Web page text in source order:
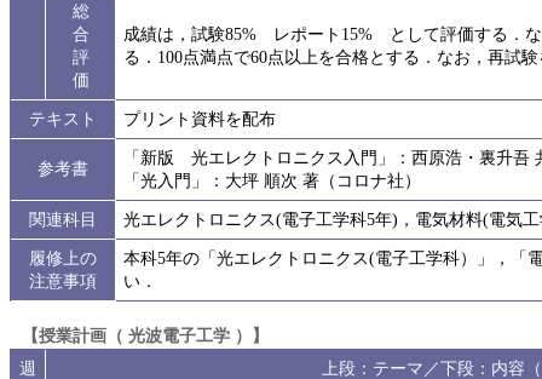
総
合
評
価
成績は，試験85% レポート15% として評価する．
る．100点満点で60点以上を合格とする．なお，再試
テキスト プリント資料を配布
参考書
「新版 光エレクトロニクス入門」：西原浩・裏升吾
「光入門」：大坪 順次 著（コロナ社）
関連科目
光エレクトロニクス(電子工学科5年)，電気材料(電気
履修上の
注意事項
本科5年の「光エレクトロニクス(電子工学科）」，「
い．
【授業計画（ 光波電子工学 ）】
週
上段：テーマ／下段：内容